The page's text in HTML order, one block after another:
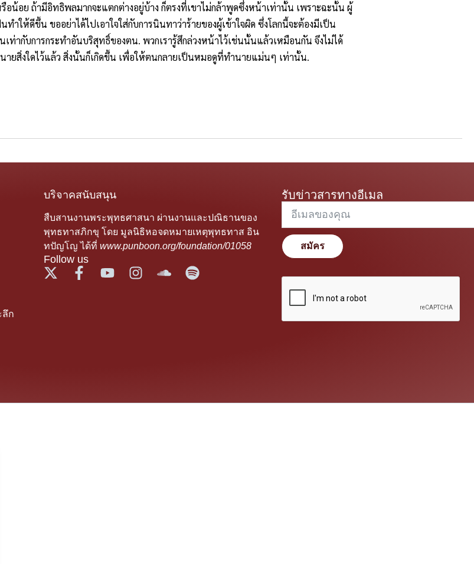
น้อย ถ้ามีอิทธิพลมากจะแตกต่างอยู่บ้าง ก็ตรงที่เขาไม่กล้าพูดซึ่งหน้าเท่านั้น เพราะฉะนั้น ผู้
ำให้ดีขึ้น ขออย่าได้ไปเอาใจใส่กับการนินทาว่าร้ายของผู้เข้าใจผิด ซึ่งโลกนี้จะต้องมีเป็น
ท่ากับการกระทำอันบริสุทธิ์ของตน. พวกเรารู้สึกล่วงหน้าไว้เช่นนั้นแล้วเหมือนกัน จึงไม่ได้
ายสิ่งใดไว้แล้ว สิ่งนั้นก็เกิดขึ้น เพื่อให้ตนกลายเป็นหมอดูที่ทำนายแม่นๆ เท่านั้น.
ลึก
บริจาคสนับสนุน
สืบสานงานพระพุทธศาสนา ผ่านงานและปณิธานของ
พุทธทาสภิกขุ โดย มูลนิธิหอจดหมายเหตุพุทธทาส อิน
ทปัญโญ ได้ที่ www.punboon.org/foundation/01058
Follow us
รับข่าวสารทางอีเมล
สมัคร